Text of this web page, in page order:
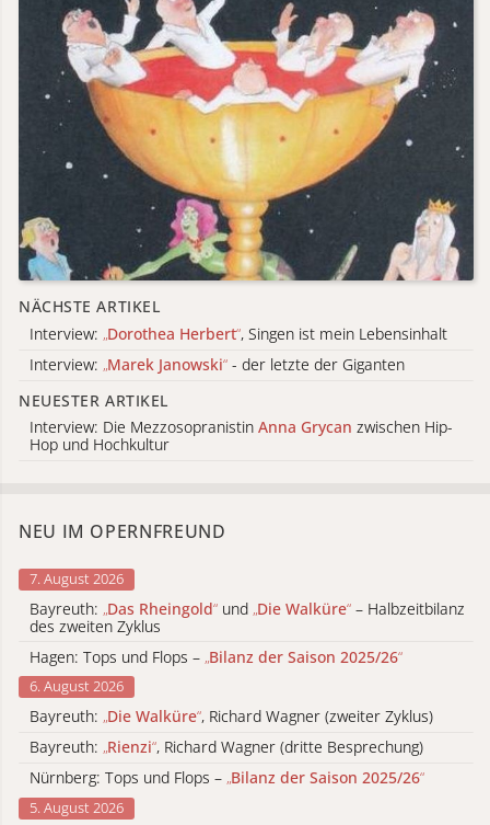
NÄCHSTE ARTIKEL
Interview: „Dorothea Herbert“, Singen ist mein Lebensinhalt
Interview: „Marek Janowski“ - der letzte der Giganten
NEUESTER ARTIKEL
Interview: Die Mezzosopranistin Anna Grycan zwischen Hip-
Hop und Hochkultur
NEU IM OPERNFREUND
7. August 2026
Bayreuth: „Das Rheingold“ und „Die Walküre“ – Halbzeitbilanz
des zweiten Zyklus
Hagen: Tops und Flops – „Bilanz der Saison 2025/26“
6. August 2026
Bayreuth: „Die Walküre“, Richard Wagner (zweiter Zyklus)
Bayreuth: „Rienzi“, Richard Wagner (dritte Besprechung)
Nürnberg: Tops und Flops – „Bilanz der Saison 2025/26“
5. August 2026